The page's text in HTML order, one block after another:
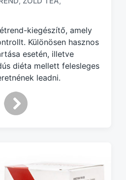
kiegészítő, amely
Különösen hasznos
esetén, illetve
diéta mellett felesleges
leadni.